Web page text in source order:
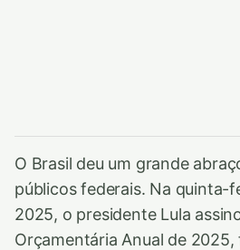
O Brasil deu um grande
públicos federais. Na quinta-
2025, o presidente Lula
Orçamentária Anual de